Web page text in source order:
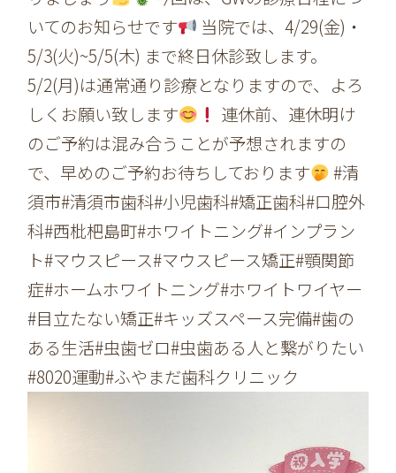
いてのお知らせです
当院では、4/29(金)・
5/3(火)~5/5(木) まで終日休診致します。
5/2(月)は通常通り診療となりますので、よろ
しくお願い致します
連休前、連休明け
のご予約は混み合うことが予想されますの
で、早めのご予約お待ちしております
#清
須市#清須市歯科#小児歯科#矯正歯科#口腔外
科#西枇杷島町#ホワイトニング#インプラン
ト#マウスピース#マウスピース矯正#顎関節
症#ホームホワイトニング#ホワイトワイヤー
#目立たない矯正#キッズスペース完備#歯の
ある生活#虫歯ゼロ#虫歯ある人と繋がりたい
#8020運動#ふやまだ歯科クリニック